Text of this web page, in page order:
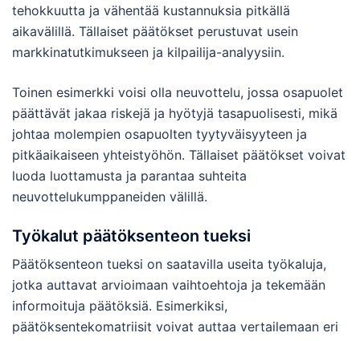
tehokkuutta ja vähentää kustannuksia pitkällä
aikavälillä. Tällaiset päätökset perustuvat usein
markkinatutkimukseen ja kilpailija-analyysiin.
Toinen esimerkki voisi olla neuvottelu, jossa osapuolet
päättävät jakaa riskejä ja hyötyjä tasapuolisesti, mikä
johtaa molempien osapuolten tyytyväisyyteen ja
pitkäaikaiseen yhteistyöhön. Tällaiset päätökset voivat
luoda luottamusta ja parantaa suhteita
neuvottelukumppaneiden välillä.
Työkalut päätöksenteon tueksi
Päätöksenteon tueksi on saatavilla useita työkaluja,
jotka auttavat arvioimaan vaihtoehtoja ja tekemään
informoituja päätöksiä. Esimerkiksi,
päätöksentekomatriisit voivat auttaa vertailemaan eri